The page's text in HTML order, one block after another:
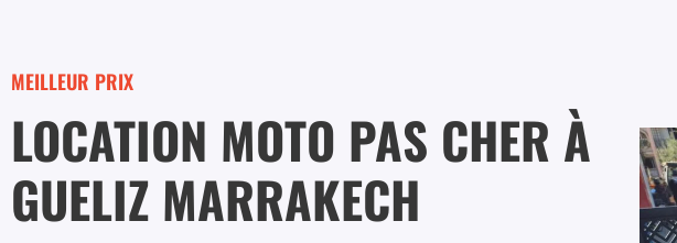
MEILLEUR PRIX
LOCATION MOTO PAS CHER À
GUELIZ MARRAKECH